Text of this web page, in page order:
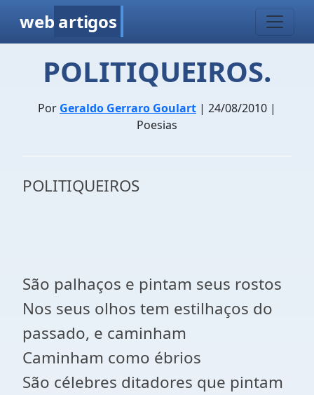
web artigos
POLITIQUEIROS.
Por Geraldo Gerraro Goulart | 24/08/2010 |
Poesias
POLITIQUEIROS
São palhaços e pintam seus rostos
Nos seus olhos tem estilhaços do
passado, e caminham
Caminham como ébrios
São célebres ditadores que pintam